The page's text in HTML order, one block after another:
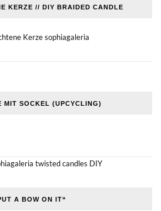
KERZE // DIY BRAIDED CANDLE
MIT SOCKEL (UPCYCLING)
A BOW ON IT“